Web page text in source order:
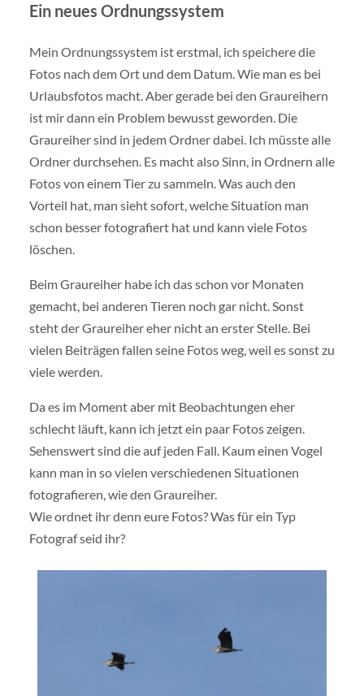
Ein neues Ordnungssystem
Mein Ordnungssystem ist erstmal, ich speichere die
Fotos nach dem Ort und dem Datum. Wie man es bei
Urlaubsfotos macht. Aber gerade bei den Graureihern
ist mir dann ein Problem bewusst geworden. Die
Graureiher sind in jedem Ordner dabei. Ich müsste alle
Ordner durchsehen. Es macht also Sinn, in Ordnern alle
Fotos von einem Tier zu sammeln. Was auch den
Vorteil hat, man sieht sofort, welche Situation man
schon besser fotografiert hat und kann viele Fotos
löschen.
Beim Graureiher habe ich das schon vor Monaten
gemacht, bei anderen Tieren noch gar nicht. Sonst
steht der Graureiher eher nicht an erster Stelle. Bei
vielen Beiträgen fallen seine Fotos weg, weil es sonst zu
viele werden.
Da es im Moment aber mit Beobachtungen eher
schlecht läuft, kann ich jetzt ein paar Fotos zeigen.
Sehenswert sind die auf jeden Fall. Kaum einen Vogel
kann man in so vielen verschiedenen Situationen
fotografieren, wie den Graureiher.
Wie ordnet ihr denn eure Fotos? Was für ein Typ
Fotograf seid ihr?